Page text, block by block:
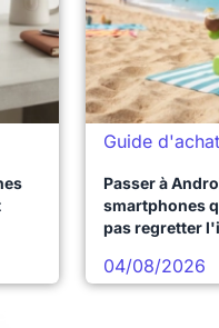
Guide d'achat
Passer à
smartphones
pas regretter
04/08/2026